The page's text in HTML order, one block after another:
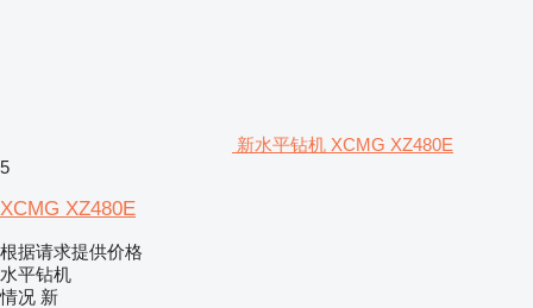
新水平钻机 XCMG XZ480E
5
XCMG XZ480E
根据请求提供价格
水平钻机
情况 新